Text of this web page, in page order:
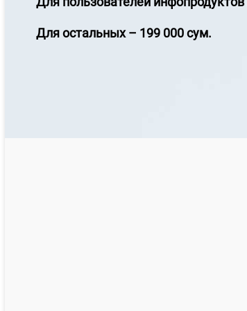
Для остальных – 199 000 сум.